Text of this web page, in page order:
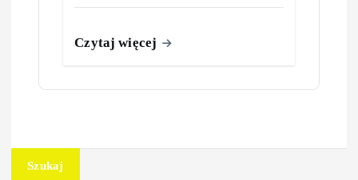
Czytaj więcej
Szukaj